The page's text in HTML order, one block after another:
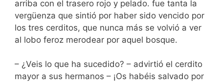
arriba con el trasero rojo y pelado. fue tanta la
vergüenza que sintió por haber sido vencido por
los tres cerditos, que nunca más se volvió a ver
al lobo feroz merodear por aquel bosque.
– ¿Veis lo que ha sucedido? – advirtió el cerdito
mayor a sus hermanos – ¡Os habéis salvado por